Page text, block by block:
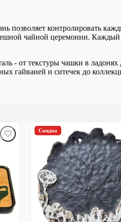
позволяет контролировать
чайной церемонии. Каждый
- от текстуры чашки в
гайваней и ситечек до
Скидка